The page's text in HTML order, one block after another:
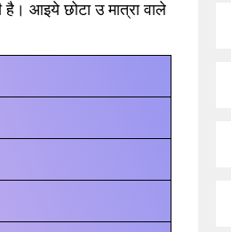
आइये छोटा उ मात्रा वाले